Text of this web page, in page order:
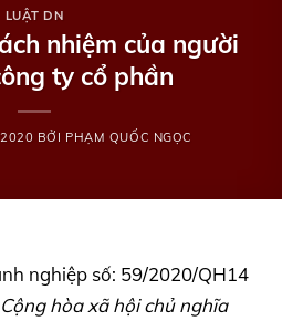
LUẬT DN
nhiệm của người
ty cổ phần
BỞI PHẠM QUỐC NGỌC
nghiệp số: 59/2020/QH14
hòa xã hội chủ nghĩa